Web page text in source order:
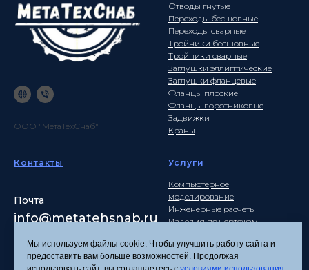
ООО "МетаТехСнаб"
Отводы гнутые
Переходы бесшовные
Переходы сварные
Тройники бесшовные
Тройники сварные
Заглушки эллиптические
Заглушки фланцевые
Фланцы плоские
Фланцы воротниковые
Задвижки
Краны
Контакты
Почта
info@metatehsnab.ru
Услуги
Компьютерное
моделирование
Инженерные расчеты
Изделия по чертежам
Мы используем файлы cookie. Чтобы улучшить работу сайта и
предоставить вам больше возможностей. Продолжая